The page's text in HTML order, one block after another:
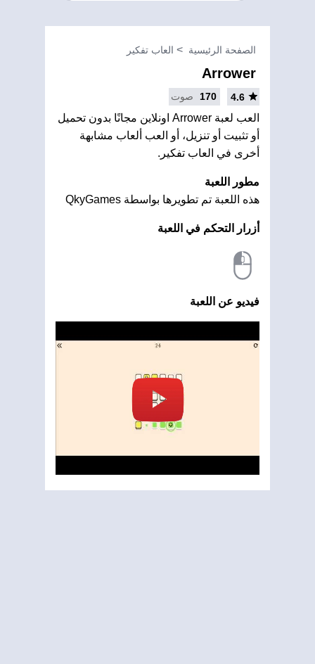
الصفحة الرئيسية العاب تفكير
Arrower
4.6
170 صوت
العب لعبة Arrower اونلاين مجانًا بدون تحميل
أو تثبيت أو تنزيل، أو العب ألعاب مشابهة
أخرى في العاب تفكير.
مطور اللعبة
هذه اللعبة تم تطويرها بواسطة QkyGames
أزرار التحكم في اللعبة
فيديو عن اللعبة